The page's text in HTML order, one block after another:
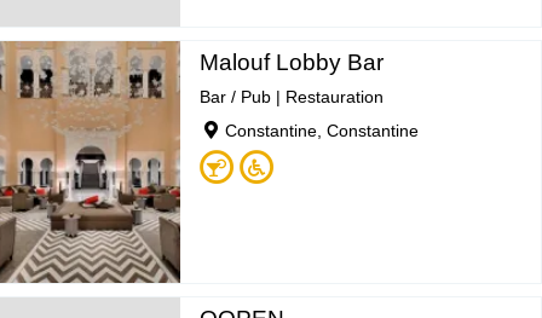
Malouf Lobby Bar
Bar / Pub | Restauration
Constantine, Constantine